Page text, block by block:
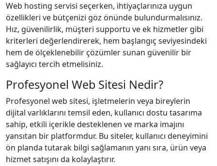
Web hosting servisi seçerken, ihtiyaçlarınıza uygun
özellikleri ve bütçenizi göz önünde bulundurmalısınız.
Hız, güvenilirlik, müşteri supportu ve ek hizmetler gibi
kriterleri değerlendirerek, hem başlangıç seviyesindeki
hem de ölçeklenebilir çözümler sunan güvenilir bir
sağlayıcı tercih etmelisiniz.
Profesyonel Web Sitesi Nedir?
Profesyonel web sitesi, işletmelerin veya bireylerin
dijital varlıklarını temsil eden, kullanıcı dostu tasarıma
sahip, etkili içerikle desteklenen ve marka imajını
yansıtan bir platformdur. Bu siteler, kullanıcı deneyimini
ön planda tutarak bilgi sağlamanın yanı sıra, ürün veya
hizmet satışını da kolaylaştırır.